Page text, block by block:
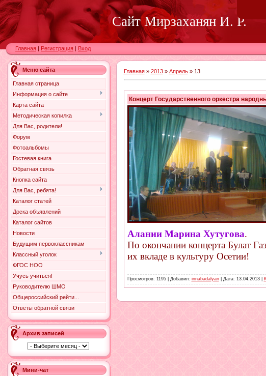
Сайт Мирзаханян И. Р.
Главная | Регистрация | Вход
Меню сайта
Главная страница
Информация о сайте
Карта сайта
Методическая копилка
Для Вас, родители!
Форум
Фотоальбомы
Гостевая книга
Обратная связь
Кнопка сайта
Для Вас, ребята!
Каталог статей
Доска объявлений
Каталог сайтов
Новости
Будущим первоклассникам
Классный уголок
ФГОС НОО
Учусь учиться!
Руководителю ШМО
Общероссийский рейти...
Ответы обратной связи
Архив записей
Мини-чат
Главная» 2013 » Апрель » 13
Концерт Государственного оркестра
Алании Марина Хутугова.
По окончании концерта Булат
их вкладе в культуру Осетии!
Просмотров: 1195 | Добавил: innabadalyan| Дата: 13.04.2013|